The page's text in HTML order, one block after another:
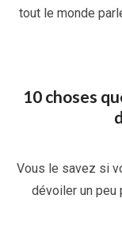
tout le monde
10 choses
Vous le savez si
dévoiler un peu